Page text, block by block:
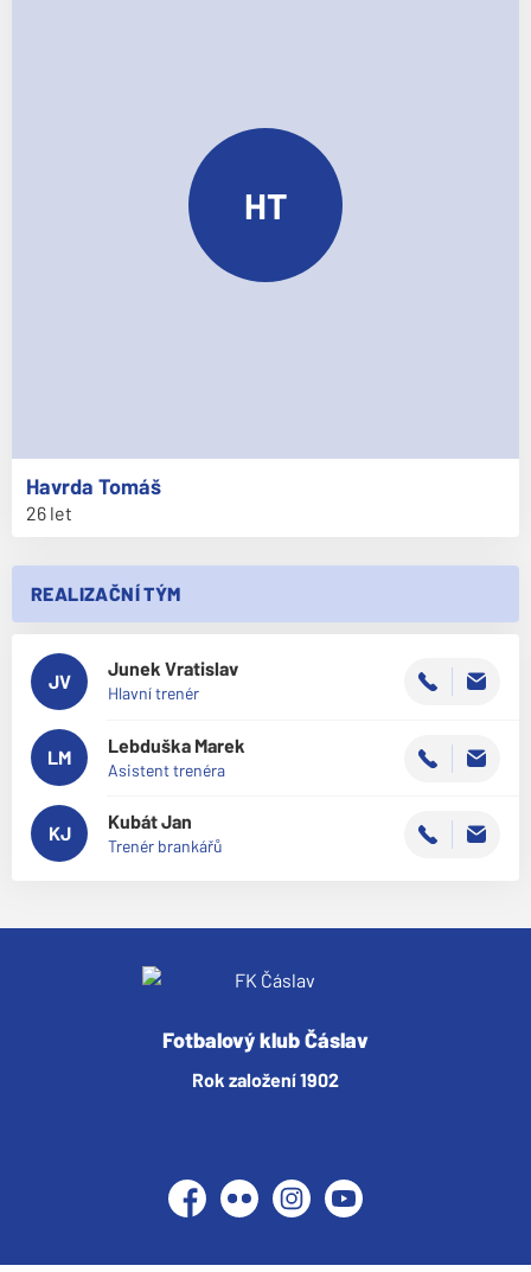
REALIZAČNÍ TÝM
JV
Vratislav
Junek
Hlavní trenér
LM
Marek
Lebduška
Asistent trenéra
KJ
Jan
Kubát
Trenér brankářů
HT
Tomáš
Havrda
26 let
Fotbalový klub Čáslav
Rok založení 1902
Facebook
Flickr InstagramYouTube